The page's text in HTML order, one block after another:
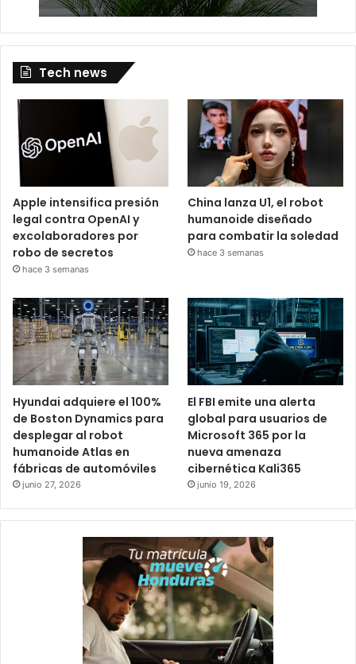
Tech news
Apple intensifica presión
legal contra OpenAI y
excolaboradores por
robo de secretos
hace 3 semanas
China lanza U1, el robot
humanoide diseñado
para combatir la soledad
hace 3 semanas
Hyundai adquiere el 100%
de Boston Dynamics para
desplegar al robot
humanoide Atlas en
fábricas de automóviles
junio 27, 2026
El FBI emite una alerta
global para usuarios de
Microsoft 365 por la
nueva amenaza
cibernética Kali365
junio 19, 2026